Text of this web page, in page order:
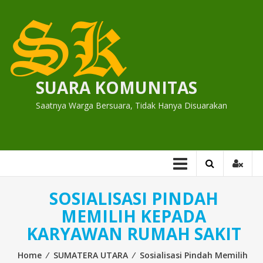
content
SUARA KOMUNITAS
Saatnya Warga Bersuara, Tidak Hanya Disuarakan
SOSIALISASI PINDAH
MEMILIH KEPADA
KARYAWAN RUMAH SAKIT
Home ⁄ SUMATERA UTARA ⁄ Sosialisasi Pindah Memilih